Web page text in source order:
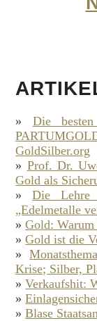
» Die
GoldSilber.org
» Prof. Dr.
Gold als
»Die
„Edelmetalle
»Gold:
»Gold ist die
»
Krise; Silber,
»Verkaufshit:
»
»Blase